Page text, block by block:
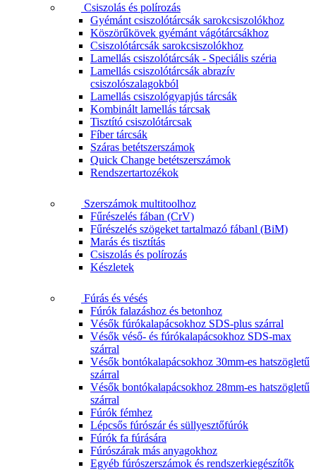
Csiszolás és polírozás
Gyémánt csiszolótárcsák sarokcsiszolókhoz
Köszörűkövek gyémánt vágótárcsákhoz
Csiszolótárcsák sarokcsiszolókhoz
Lamellás csiszolótárcsák - Speciális széria
Lamellás csiszolótárcsák abrazív
csiszolószalagokból
Lamellás csiszológyapjús tárcsák
Kombinált lamellás tárcsak
Tisztító csiszolótárcsak
Fíber tárcsák
Száras betétszerszámok
Quick Change betétszerszámok
Rendszertartozékok
Szerszámok multitoolhoz
Fűrészelés fában (CrV)
Fűrészelés szögeket tartalmazó fábanl (BiM)
Marás és tisztítás
Csiszolás és polírozás
Készletek
Fúrás és vésés
Fúrók falazáshoz és betonhoz
Vésők fúrókalapácsokhoz SDS-plus szárral
Vésők véső- és fúrókalapácsokhoz SDS-max
szárral
Vésők bontókalapácsokhoz 30mm-es hatszögletű
szárral
Vésők bontókalapácsokhoz 28mm-es hatszögletű
szárral
Fúrók fémhez
Lépcsős fúrószár és süllyesztőfúrók
Fúrók fa fúrására
Fúrószárak más anyagokhoz
Egyéb fúrószerszámok és rendszerkiegészítők